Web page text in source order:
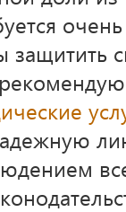
защитить